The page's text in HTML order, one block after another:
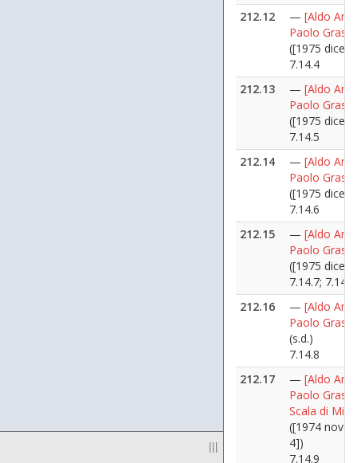
|||
212.12
— [Aldo
Paolo
([1975
7.14.4
212.13
— [Aldo
Paolo
([1975
7.14.5
212.14
— [Aldo
Paolo
([1975
7.14.6
212.15
— [Aldo
Paolo
([1975
7.14.7;
212.16
— [Aldo
Paolo
(s.d.)
7.14.8
212.17
— [Aldo
Paolo
Scala di
([1974
4])
7.14.9